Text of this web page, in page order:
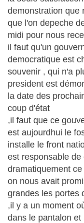
demonstration que
que l'on depeche
midi pour nous
il faut qu'un
democratique est
souvenir , qui n'a
president est
la date des
coup d'état
,il faut que ce
est aujourdhui le
installe le front
est responsable
dramatiquement
on nous avait
grandes les portes
,il y a un moment
dans le pantalon